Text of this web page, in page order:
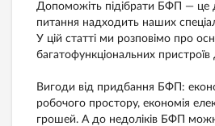
Допоможіть підібрати БФП — це
питання надходить наших
У цій статті ми розповімо про
багатофункціональних
Вигоди від придбання БФП:
робочого простору, економія
грошей. А до недоліків БФП